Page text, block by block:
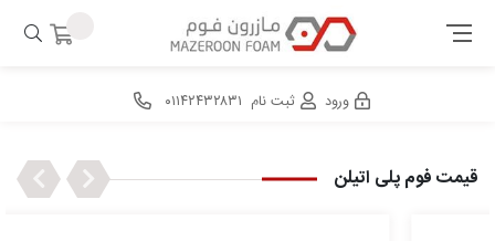
ورود ثبت نام ۰۱۱۴۲۴۳۲۸۳۱
قیمت فوم پلی اتیلن Previous
Next